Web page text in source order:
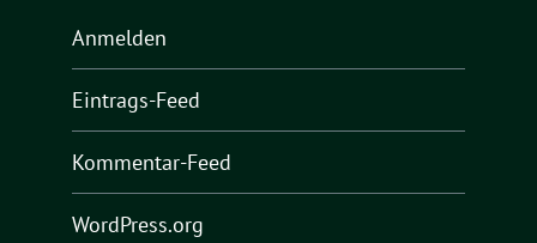
Anmelden
Eintrags-Feed
Kommentar-Feed
WordPress.org